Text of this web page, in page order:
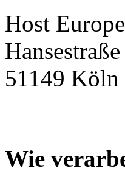
Host
51149 Köln
Wie